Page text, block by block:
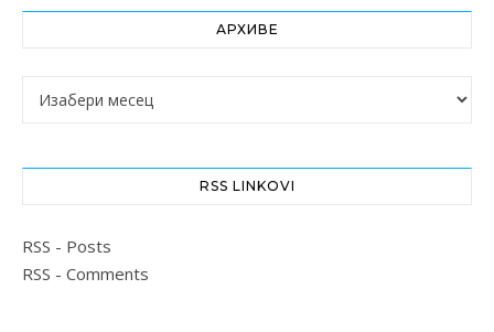
АРХИВЕ
Архиве
RSS LINKOVI
RSS - Posts
RSS - Comments